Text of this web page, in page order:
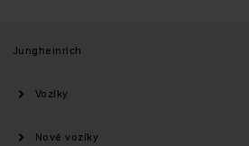
Jungheinrich
Vozíky
Nové vozíky